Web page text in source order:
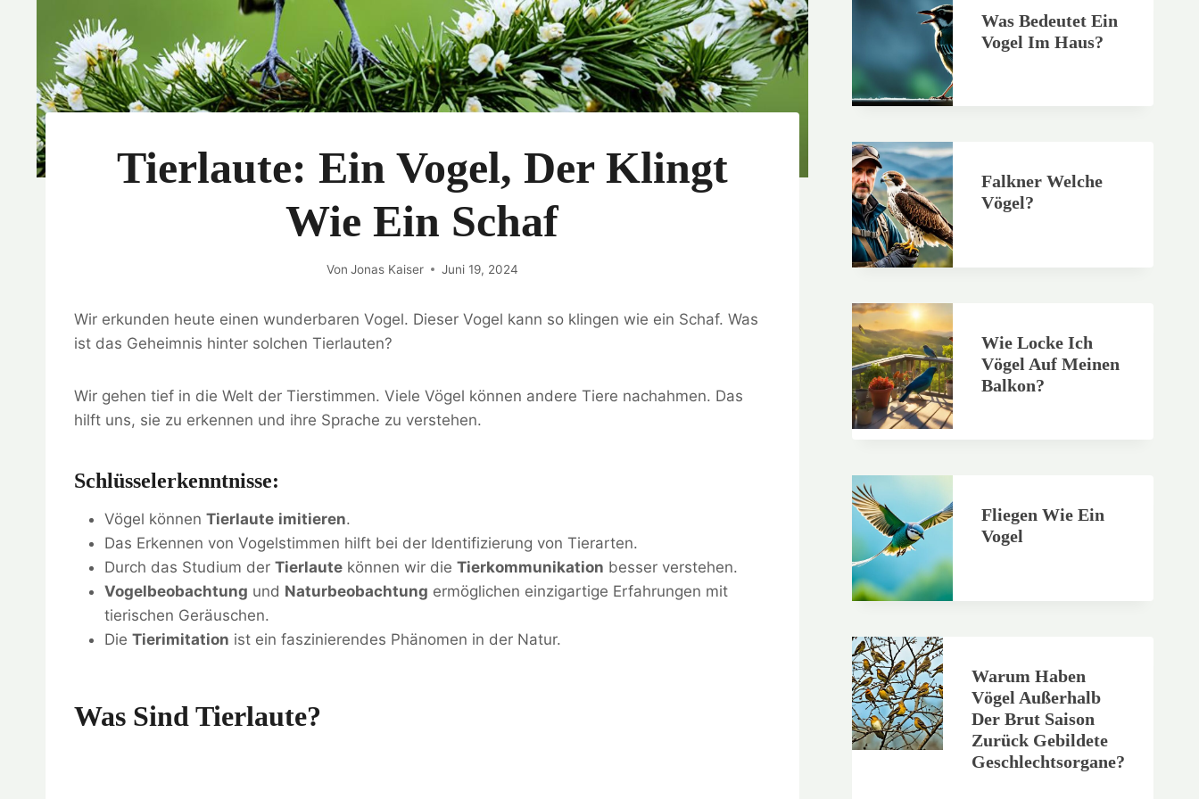
Tierlaute: Ein Vogel, Der Klingt
Wie Ein Schaf
Von Jonas Kaiser Juni 19, 2024
Wir erkunden heute einen wunderbaren Vogel. Dieser Vogel kann so klingen wie ein Schaf. Was
ist das Geheimnis hinter solchen Tierlauten?
Wir gehen tief in die Welt der Tierstimmen. Viele Vögel können andere Tiere nachahmen. Das
hilft uns, sie zu erkennen und ihre Sprache zu verstehen.
Schlüsselerkenntnisse:
Vögel können Tierlaute imitieren.
Das Erkennen von Vogelstimmen hilft bei der Identifizierung von Tierarten.
Durch das Studium der Tierlaute können wir die Tierkommunikation besser verstehen.
Vogelbeobachtung und Naturbeobachtung ermöglichen einzigartige Erfahrungen mit
tierischen Geräuschen.
Die Tierimitation ist ein faszinierendes Phänomen in der Natur.
Was Sind Tierlaute?
Was Bedeutet Ein
Vogel Im Haus?
Falkner Welche
Vögel?
Wie Locke Ich
Vögel Auf Meinen
Balkon?
Fliegen Wie Ein
Vogel
Warum Haben
Vögel Außerhalb
Der Brut Saison
Zurück Gebildete
Geschlechtsorgane?